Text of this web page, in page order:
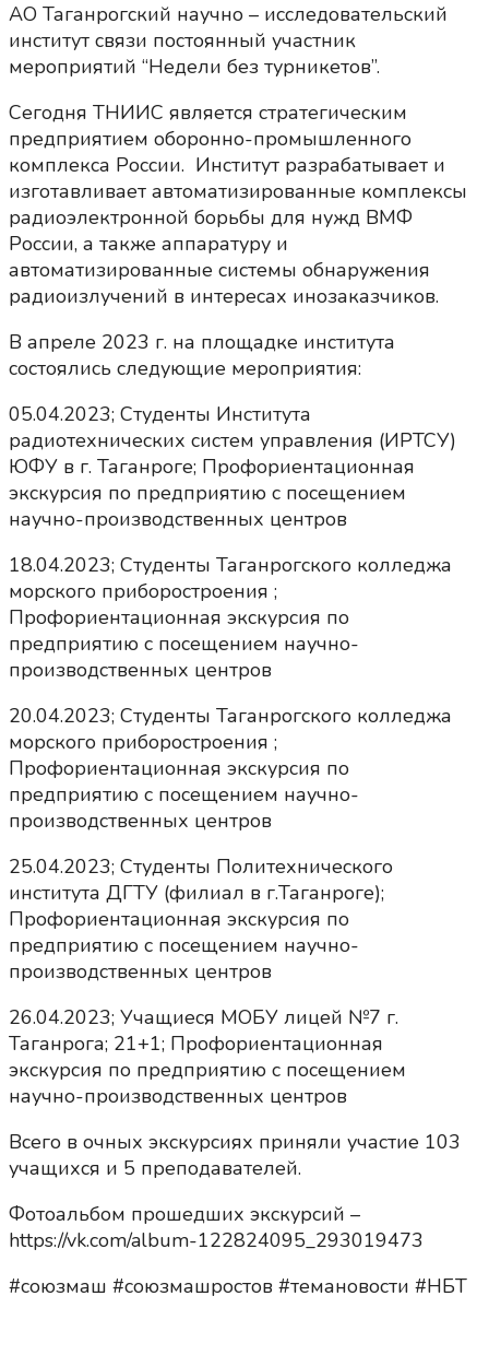
АО Таганрогский научно – исследовательский
институт связи постоянный участник
мероприятий “Недели без турникетов”.
Сегодня ТНИИС является стратегическим
предприятием оборонно-промышленного
комплекса России. Институт разрабатывает и
изготавливает автоматизированные комплексы
радиоэлектронной борьбы для нужд ВМФ
России, а также аппаратуру и
автоматизированные системы обнаружения
радиоизлучений в интересах инозаказчиков.
В апреле 2023 г. на площадке института
состоялись следующие мероприятия:
05.04.2023; Студенты Института
радиотехнических систем управления (ИРТСУ)
ЮФУ в г. Таганроге; Профориентационная
экскурсия по предприятию с посещением
научно-производственных центров
18.04.2023; Студенты Таганрогского колледжа
морского приборостроения ;
Профориентационная экскурсия по
предприятию с посещением научно-
производственных центров
20.04.2023; Студенты Таганрогского колледжа
морского приборостроения ;
Профориентационная экскурсия по
предприятию с посещением научно-
производственных центров
25.04.2023; Студенты Политехнического
института ДГТУ (филиал в г.Таганроге);
Профориентационная экскурсия по
предприятию с посещением научно-
производственных центров
26.04.2023; Учащиеся МОБУ лицей №7 г.
Таганрога; 21+1; Профориентационная
экскурсия по предприятию с посещением
научно-производственных центров
Всего в очных экскурсиях приняли участие 103
учащихся и 5 преподавателей.
Фотоальбом прошедших экскурсий –
https://vk.com/album-122824095_293019473
#союзмаш #союзмашростов #темановости #НБТ